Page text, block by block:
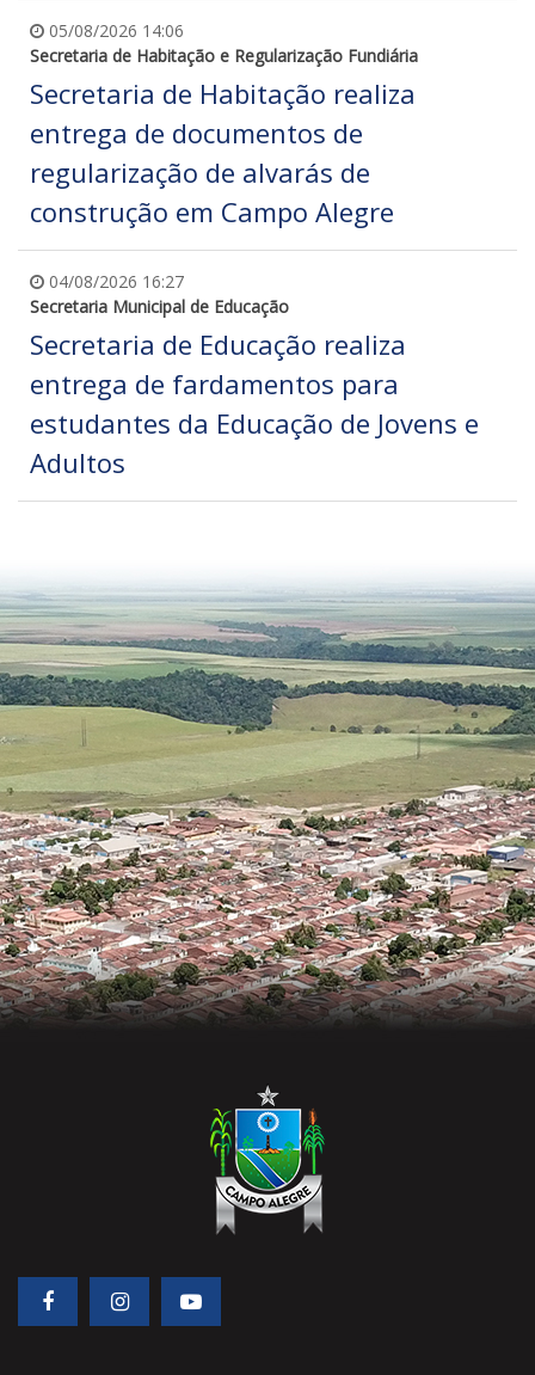
05/08/2026 14:06
Secretaria de Habitação e Regularização Fundiária
Secretaria de Habitação realiza
entrega de documentos de
regularização de alvarás de
construção em Campo Alegre
04/08/2026 16:27
Secretaria Municipal de Educação
Secretaria de Educação realiza
entrega de fardamentos para
estudantes da Educação de Jovens e
Adultos